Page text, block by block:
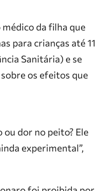
da filha que
para crianças até 11
Sanitária) e se
os efeitos que
ou dor no peito? Ele
experimental”,